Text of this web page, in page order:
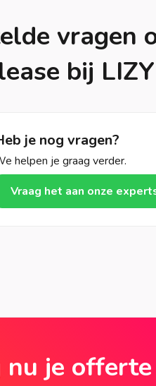
vragen
bij LIZY
je nog vragen?
helpen je graag verder.
Vraag het aan onze
nu je